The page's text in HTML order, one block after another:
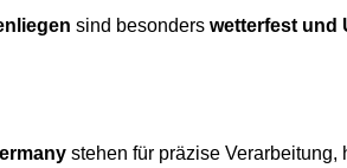
sind besonders wetterfest und
stehen für präzise Verarbeitung,